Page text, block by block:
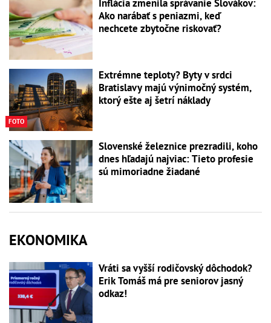
Inflácia zmenila správanie Slovákov:
Ako narábať s peniazmi, keď
nechcete zbytočne riskovať?
FOTO
Extrémne teploty? Byty v srdci
Bratislavy majú výnimočný systém,
ktorý ešte aj šetrí náklady
Slovenské železnice prezradili, koho
dnes hľadajú najviac: Tieto profesie
sú mimoriadne žiadané
EKONOMIKA
Vráti sa vyšší rodičovský dôchodok?
Erik Tomáš má pre seniorov jasný
odkaz!